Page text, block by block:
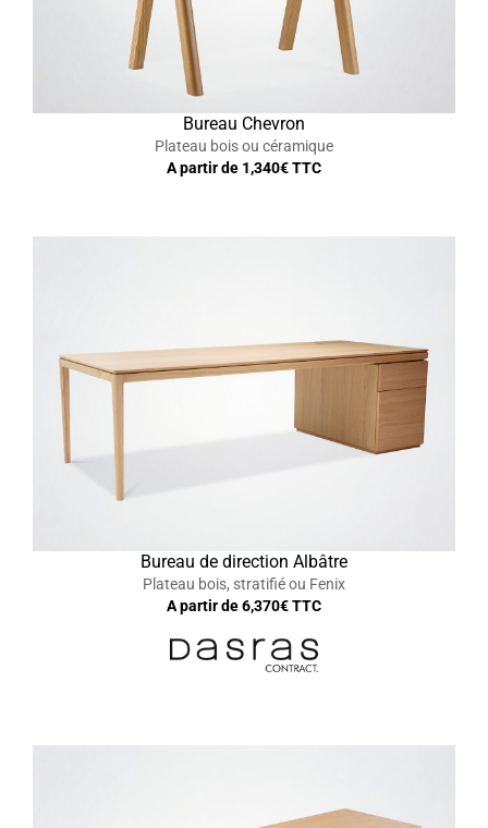
Bureau Chevron
Plateau bois ou céramique
A partir de 1,340€ TTC
Bureau de direction Albâtre
Plateau bois, stratifié ou Fenix
A partir de6,370€ TTC